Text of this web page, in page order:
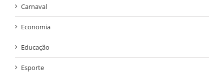
Carnaval
Economia
Educação
Esporte